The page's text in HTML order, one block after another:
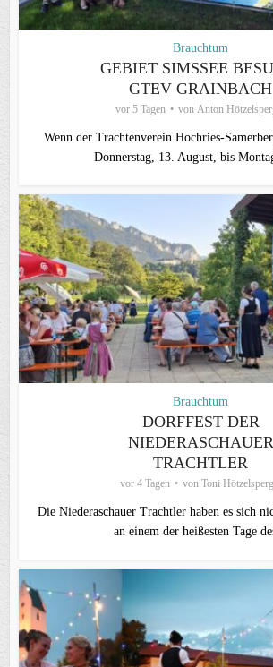
Brauchtum
GEBIET SIMSSEE
GTEV GRAINBACH
vor 5 Tagen von Anton
Wenn der Trachtenverein Hochries-
Donnerstag, 13. August, bis
Brauchtum
DORFFEST DER
NIEDERASCHAUER
TRACHTLER
vor 4 Tagen von Toni
Die Niederaschauer Trachtler haben es sich
an einem der heißesten Tage